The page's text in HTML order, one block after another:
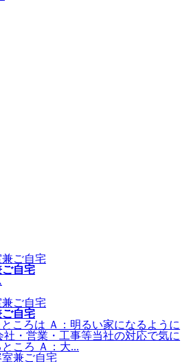
自宅
自宅
ころは Ａ：明るい家になるように
・営業・工事等当社の対応で気に
ころ Ａ：大...